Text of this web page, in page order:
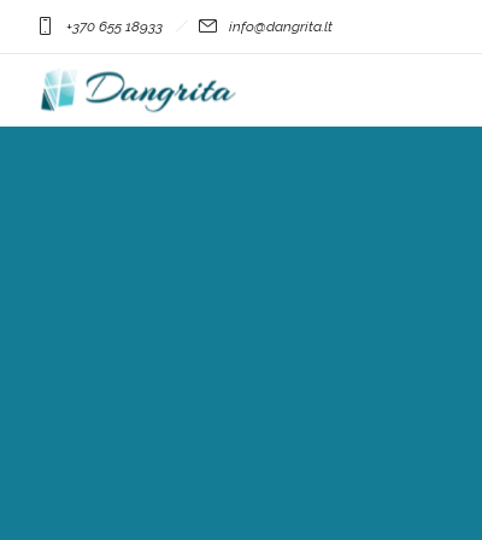
+370 655 18933 info@dangrita.lt